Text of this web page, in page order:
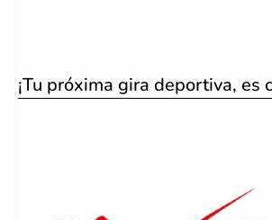
¡Tu próxima gira deportiva, es